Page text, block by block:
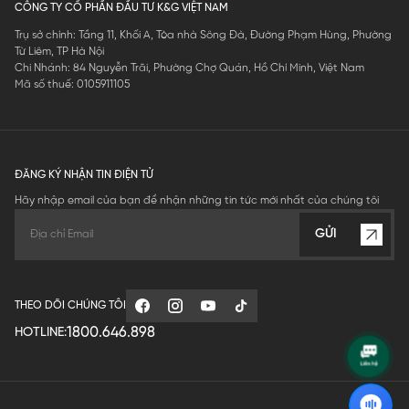
CÔNG TY CỔ PHẦN ĐẦU TƯ K&G VIỆT NAM
Trụ sở chính: Tầng 11, Khối A, Tòa nhà Sông Đà, Đường Phạm Hùng, Phường
Từ Liêm, TP Hà Nội
Chi Nhánh: 84 Nguyễn Trãi, Phường Chợ Quán, Hồ Chí Minh, Việt Nam
Mã số thuế: 0105911105
ĐĂNG KÝ NHẬN TIN ĐIỆN TỬ
Hãy nhập email của bạn để nhận những tin tức mới nhất của chúng tôi
GỬI
THEO DÕI CHÚNG TÔI
HOTLINE:1800.646.898